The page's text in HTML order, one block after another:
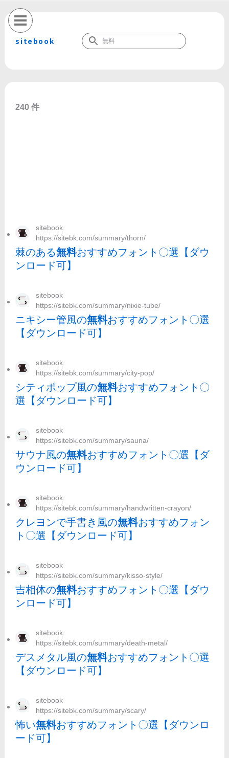
sitebook
240 件
sitebook
https://sitebk.com/summary/thorn/
棘のある無料おすすめフォント〇選【ダウ
ンロード可】
sitebook
https://sitebk.com/summary/nixie-tube/
ニキシー管風の無料おすすめフォント〇選
【ダウンロード可】
sitebook
https://sitebk.com/summary/city-pop/
シティポップ風の無料おすすめフォント〇
選【ダウンロード可】
sitebook
https://sitebk.com/summary/sauna/
サウナ風の無料おすすめフォント〇選【ダ
ウンロード可】
sitebook
https://sitebk.com/summary/handwritten-crayon/
クレヨンで手書き風の無料おすすめフォン
ト〇選【ダウンロード可】
sitebook
https://sitebk.com/summary/kisso-style/
吉相体の無料おすすめフォント〇選【ダウ
ンロード可】
sitebook
https://sitebk.com/summary/death-metal/
デスメタル風の無料おすすめフォント〇選
【ダウンロード可】
sitebook
https://sitebk.com/summary/scary/
怖い無料おすすめフォント〇選【ダウンロ
ード可】